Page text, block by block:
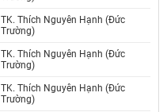
TK. Thích Nguyên Hạnh (Đức
Trường)
TK. Thích Nguyên Hạnh (Đức
Trường)
TK. Thích Nguyên Hạnh (Đức
Trường)